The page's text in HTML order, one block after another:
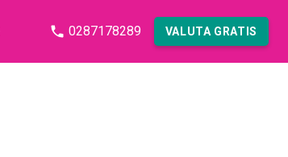
0287178289 VALUTA GRATIS